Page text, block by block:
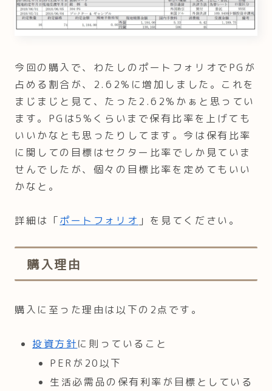
今回の購入で、わたしのポートフォリオでPGが
占める割合が、2.62%に増加しました。これを
まじまじと見て、たった2.62%かぁと思ってい
ます。PGは5%くらいまで保有比率を上げても
いいかなとも思ったりしてます。今は保有比率
に関しての目標はセクター比率でしか見ていま
せんでしたが、個々の目標比率を定めてもいい
かなと。
詳細は「ポートフォリオ 」を見てください。
購入理由
購入に至った理由は以下の2点です。
投資方針に則っていること
PERが20以下
生活必需品の保有利率が目標としている